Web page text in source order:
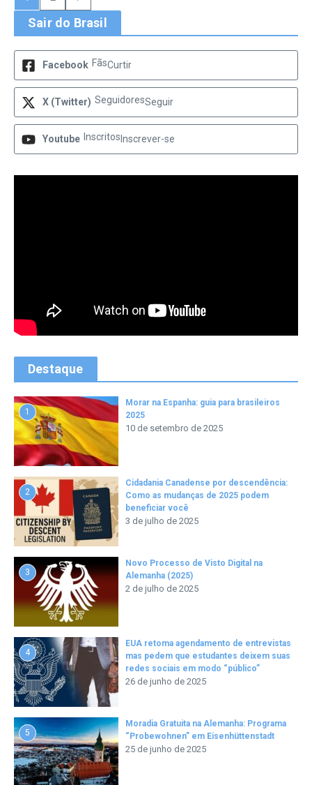
Sair do Brasil
Facebook FãsCurtir
X (Twitter) SeguidoresSeguir
Youtube Inscritos Inscrever-se
Destaque
1
Morar na Espanha: guia para brasileiros
2025
10 de setembro de 2025
2
Cidadania Canadense por descendência:
Como as mudanças de 2025 podem
beneficiar você
3 de julho de 2025
3
Novo Processo de Visto Digital na
Alemanha (2025)
2 de julho de 2025
4
EUA retoma agendamento de entrevistas
mas pedem que estudantes deixem suas
redes sociais em modo “público”
26 de junho de 2025
5
Moradia Gratuita na Alemanha: Programa
“Probewohnen” em Eisenhüttenstadt
25 de junho de 2025